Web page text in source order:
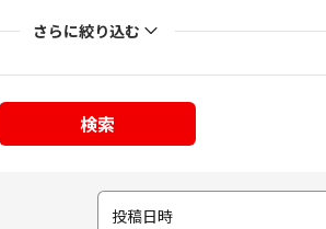
さらに絞り込む
検索
投稿日時